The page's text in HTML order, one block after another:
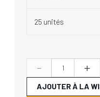
25 unités
- +
AJOUTER À LA